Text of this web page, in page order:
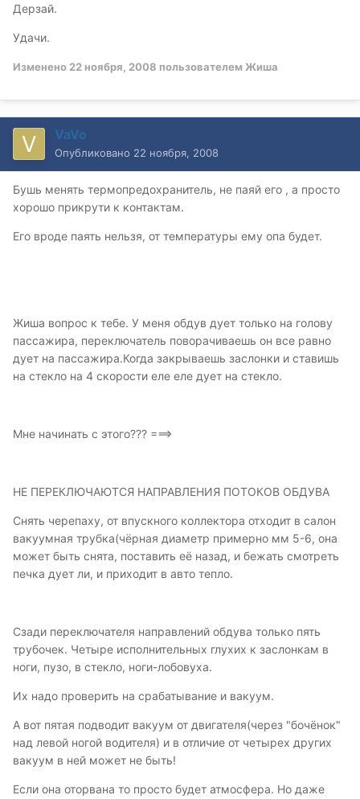
Дерзай.
Удачи.
Изменено 22 ноября, 2008 пользователем Жиша
VaVo
Опубликовано 22 ноября, 2008
Бушь менять термопредохранитель, не паяй его , а просто
хорошо прикрути к контактам.
Его вроде паять нельзя, от температуры ему опа будет.
Жиша вопрос к тебе. У меня обдув дует только на голову
пассажира, переключатель поворачиваешь он все равно
дует на пассажира.Когда закрываешь заслонки и ставишь
на стекло на 4 скорости еле еле дует на стекло.
Мне начинать с этого??? ===>
НЕ ПЕРЕКЛЮЧАЮТСЯ НАПРАВЛЕНИЯ ПОТОКОВ ОБДУВА
Снять черепаху, от впускного коллектора отходит в салон
вакуумная трубка(чёрная диаметр примерно мм 5-6, она
может быть снята, поставить её назад, и бежать смотреть
печка дует ли, и приходит в авто тепло.
Сзади переключателя направлений обдува только пять
трубочек. Четыре исполнительных глухих к заслонкам в
ноги, пузо, в стекло, ноги-лобовуха.
Их надо проверить на срабатывание и вакуум.
А вот пятая подводит вакуум от двигателя(через "бочёнок"
над левой ногой водителя) и в отличие от четырех других
вакуум в ней может не быть!
Если она оторвана то просто будет атмосфера. Но даже